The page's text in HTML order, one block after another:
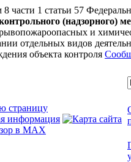
8 части 1 статьи 57
(надзорного)
и
отдельных видов
объекта контроля